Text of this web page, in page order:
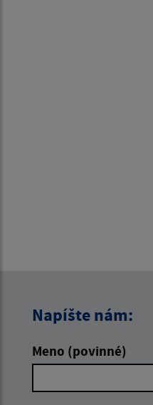
Napíšte nám:
Meno (povinné)